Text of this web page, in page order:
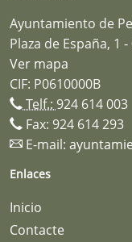
Ayuntamiento de
Plaza de España, 1
Ver mapa
CIF: P0610000B
Telf.: 924 614 003
Fax: 924 614 293
E-mail:
Enlaces
Inicio
Contacte